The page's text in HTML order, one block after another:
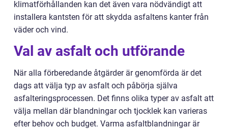
klimatförhållanden kan det även vara nödvändigt att
installera kantsten för att skydda asfaltens kanter från
väder och vind.
Val av asfalt och utförande
När alla förberedande åtgärder är genomförda är det
dags att välja typ av asfalt och påbörja själva
asfalteringsprocessen. Det finns olika typer av asfalt att
välja mellan där blandningar och tjocklek kan varieras
efter behov och budget. Varma asfaltblandningar är